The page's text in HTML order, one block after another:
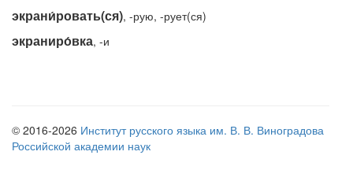
экрани́ровать(ся), -рую, -рует(ся)
экраниро́вка, -и
© 2016-2026 Институт русского языка им. В. В. Виноградова
Российской академии наук